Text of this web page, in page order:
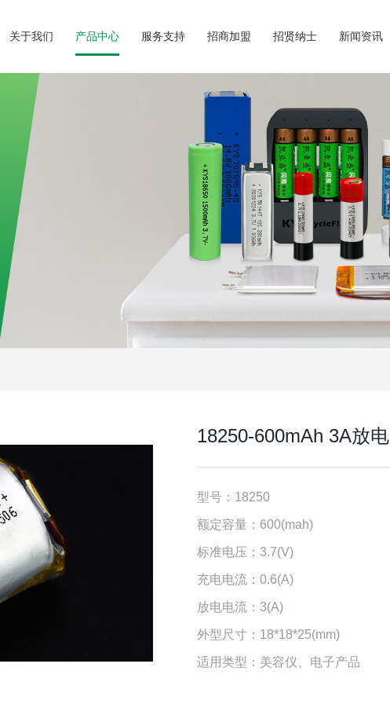
关于我们 产品中心 服务支持 招商加盟 招贤纳士 新闻资讯
18250-600mAh 3A放电
型号：18250
额定容量：600(mah)
标准电压：3.7(V)
充电电流：0.6(A)
放电电流：3(A)
外型尺寸：18*18*25(mm)
适用类型：美容仪、电子产品